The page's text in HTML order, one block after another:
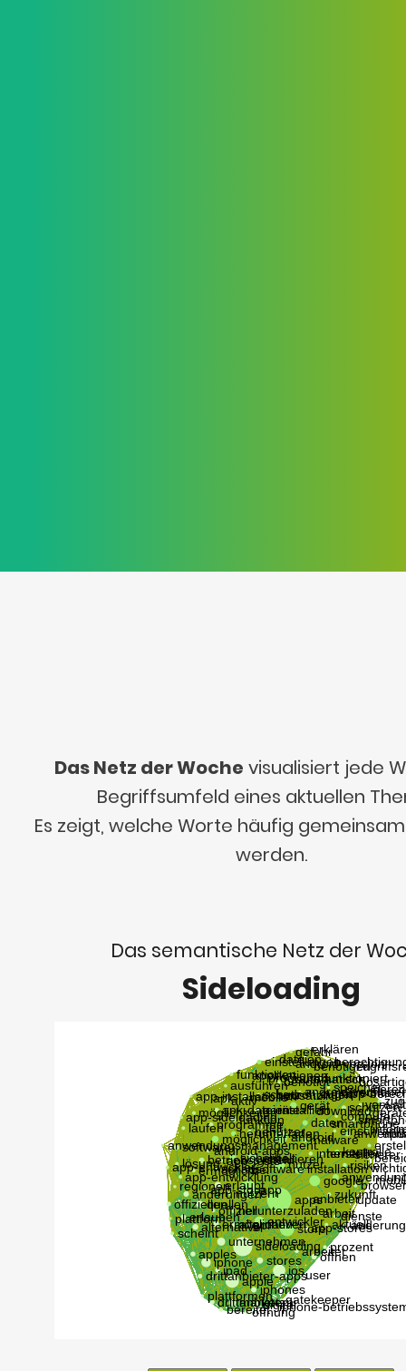
Das Netz der Woche visualisiert jede
Begriffsumfeld eines aktuellen
Es zeigt, welche Worte häufig
werden.
Das semantische Netz der
Sideloading